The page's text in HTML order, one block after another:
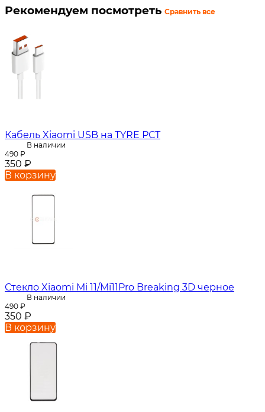
Рекомендуем посмотреть Сравнить все
Кабель Xiaomi USB на TYRE РСТ
В наличии
490 ₽
350 ₽
В корзину
Стекло Xiaomi Mi 11/Mi11Pro Breaking 3D черное
В наличии
490 ₽
350 ₽
В корзину